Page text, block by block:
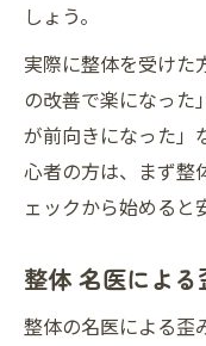
しょう。
実際に整体を受けた
の改善で楽になった
が前向きになった」
心者の方は、まず整
ェックから始めると
整体 名医によ
整体の名医による歪